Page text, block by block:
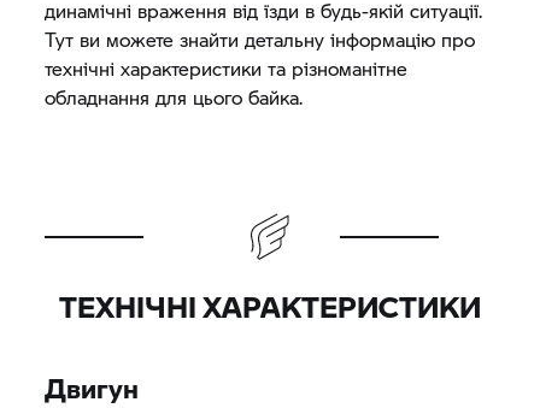
динамічні враження від їзди в будь-якій ситуації.
Тут ви можете знайти детальну інформацію про
технічні характеристики та різноманітне
обладнання для цього байка.
ТЕХНІЧНІ ХАРАКТЕРИСТИКИ
Двигун